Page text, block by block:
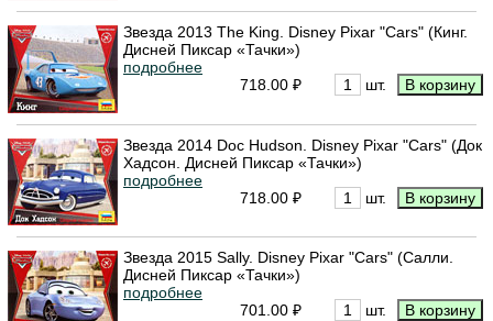
Звезда 2013 The King. Disney Pixar "Cars" (Кинг.
Дисней Пиксар «Тачки»)
подробнее
718.00 ₽
шт.
Звезда 2014 Doc Hudson. Disney Pixar "Cars" (Док
Хадсон. Дисней Пиксар «Тачки»)
подробнее
718.00 ₽
шт.
Звезда 2015 Sally. Disney Pixar "Cars" (Салли.
Дисней Пиксар «Тачки»)
подробнее
701.00 ₽
шт.